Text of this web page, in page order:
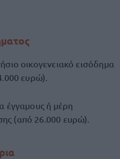
οικογενειακό εισόδημα
ευρώ).
έγγαμους ή μέρη
(από 26.000 ευρώ).